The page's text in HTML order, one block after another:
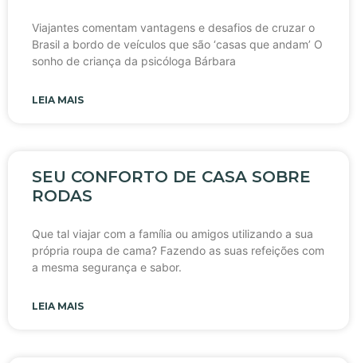
Viajantes comentam vantagens e desafios de cruzar o
Brasil a bordo de veículos que são ‘casas que andam’ O
sonho de criança da psicóloga Bárbara
LEIA MAIS
SEU CONFORTO DE CASA SOBRE
RODAS
Que tal viajar com a família ou amigos utilizando a sua
própria roupa de cama? Fazendo as suas refeições com
a mesma segurança e sabor.
LEIA MAIS